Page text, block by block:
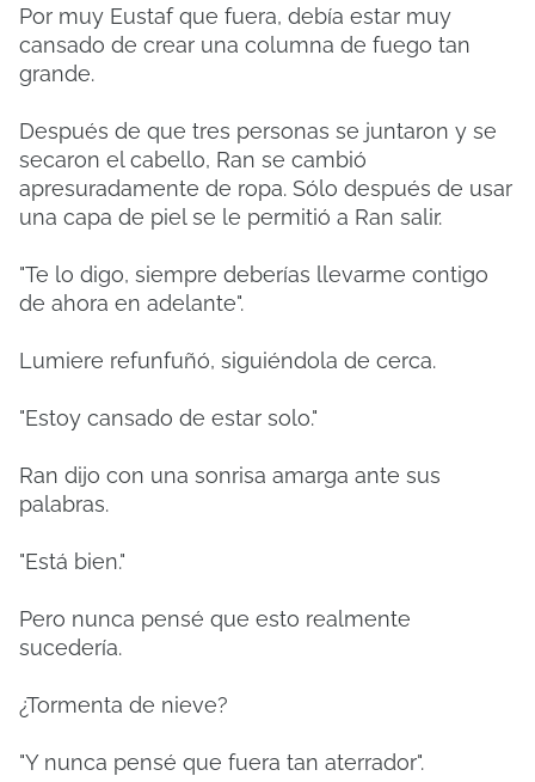
Por muy Eustaf que fuera, debía estar muy
cansado de crear una columna de fuego tan
grande.
Después de que tres personas se juntaron y se
secaron el cabello, Ran se cambió
apresuradamente de ropa. Sólo después de usar
una capa de piel se le permitió a Ran salir.
"Te lo digo, siempre deberías llevarme contigo
de ahora en adelante".
Lumiere refunfuñó, siguiéndola de cerca.
"Estoy cansado de estar solo."
Ran dijo con una sonrisa amarga ante sus
palabras.
"Está bien."
Pero nunca pensé que esto realmente
sucedería.
¿Tormenta de nieve?
"Y nunca pensé que fuera tan aterrador".